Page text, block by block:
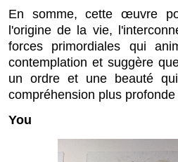
En somme, cette œuvre
l'origine de la vie,
forces primordiales qui
contemplation et suggère
un ordre et une beauté
compréhension plus
You